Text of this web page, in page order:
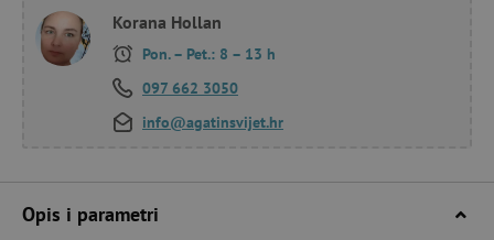
Korana Hollan
Pon. – Pet.: 8 – 13 h
097 662 3050
info@agatinsvijet.hr
Opis i parametri